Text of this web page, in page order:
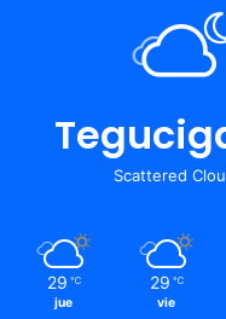
Scattered
29 ℃
jue
29 ℃
vie